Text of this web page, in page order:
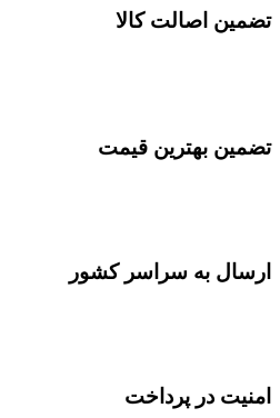
تضمین اصالت کالا
تضمین بهترین قیمت
ارسال به سراسر کشور
امنیت در پرداخت